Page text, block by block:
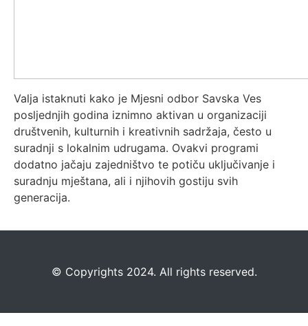
Valja istaknuti kako je Mjesni odbor Savska Ves
posljednjih godina iznimno aktivan u organizaciji
društvenih, kulturnih i kreativnih sadržaja, često u
suradnji s lokalnim udrugama. Ovakvi programi
dodatno jačaju zajedništvo te potiču uključivanje i
suradnju mještana, ali i njihovih gostiju svih
generacija.
©️ Copyrights 2024. All rights reserved.